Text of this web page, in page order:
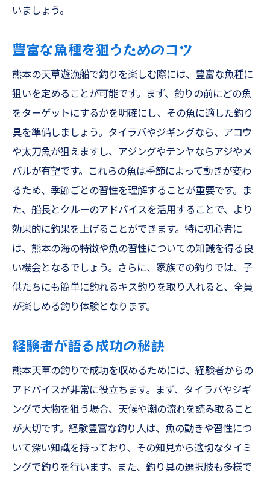
いましょう。
豊富な魚種を狙うためのコツ
熊本の天草遊漁船で釣りを楽しむ際には、豊富な魚種に
狙いを定めることが可能です。まず、釣りの前にどの魚
をターゲットにするかを明確にし、その魚に適した釣り
具を準備しましょう。タイラバやジギングなら、アコウ
や太刀魚が狙えますし、アジングやテンヤならアジやメ
バルが有望です。これらの魚は季節によって動きが変わ
るため、季節ごとの習性を理解することが重要です。ま
た、船長とクルーのアドバイスを活用することで、より
効果的に釣果を上げることができます。特に初心者に
は、熊本の海の特徴や魚の習性についての知識を得る良
い機会となるでしょう。さらに、家族での釣りでは、子
供たちにも簡単に釣れるキス釣りを取り入れると、全員
が楽しめる釣り体験となります。
経験者が語る成功の秘訣
熊本天草の釣りで成功を収めるためには、経験者からの
アドバイスが非常に役立ちます。まず、タイラバやジギ
ングで大物を狙う場合、天候や潮の流れを読み取ること
が大切です。経験豊富な釣り人は、魚の動きや習性につ
いて深い知識を持っており、その知見から適切なタイミ
ングで釣りを行います。また、釣り具の選択肢も多様で